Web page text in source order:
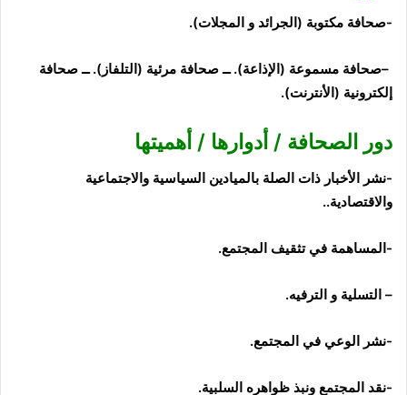
-صحافة مكتوبة (الجرائد و المجلات).
–صحافة مسموعة (الإذاعة).ــ صحافة مرئية (التلفاز ).ــ صحافة
إلكترونية (الأنترنت).
دور الصحافة / أدوارها / أهميتها
-نشر الأخبار ذات الصلة بالميادين السياسية والاجتماعية
والاقتصادية..
-المساهمة في تثقيف المجتمع.
– ا لتسلية و الترفيه.
-نشر الوعي في المجتمع.
-نقد المجتمع ونبذ ظواهره السلبية.